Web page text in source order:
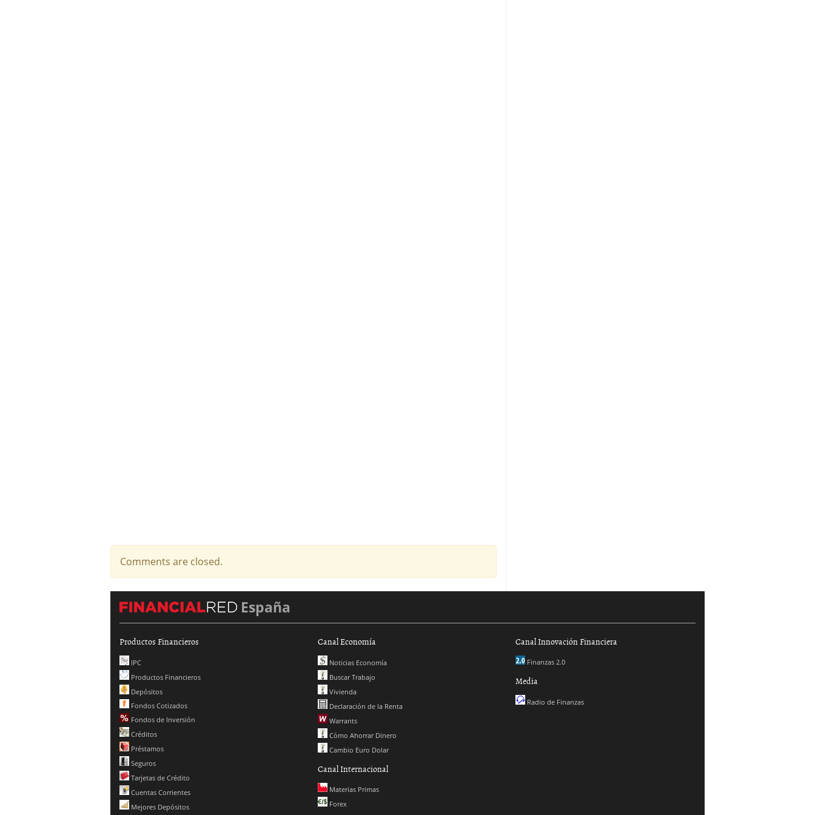
Comments are closed.
España
Productos Financieros
IPC
Productos Financieros
Depósitos
Fondos Cotizados
Fondos de Inversión
Créditos
Préstamos
Seguros
Tarjetas de Crédito
Cuentas Corrientes
Mejores Depósitos
Canal Economía
Noticias Economía
Buscar Trabajo
Vivienda
Declaración de la Renta
Warrants
Cómo Ahorrar Dinero
Cambio Euro Dolar
Canal Internacional
Materias Primas
Forex
Canal Innovación Financiera
Finanzas 2.0
Media
Radio de Finanzas